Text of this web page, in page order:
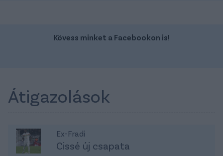
Kövess minket a Facebookon is!
Átigazolások
Ex-Fradi
Cissé új csapata